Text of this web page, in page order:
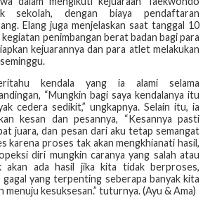
sekolah, dengan biaya pendaftaran
Elang juga menjelaskan saat tanggal 10
penimbangan berat badan bagi para
kejuarannya dan para atlet melakukan
kendala yang ia alami selama
“Mungkin bagi saya kendalanya itu
cedera sedikit,” ungkapnya. Selain itu, ia
kesan dan pesannya, “Kesannya pasti
juara, dan pesan dari aku tetap semangat
karena proses tak akan mengkhianati hasil,
diri mungkin caranya yang salah atau
akan ada hasil jika kita tidak berproses,
yang terpenting seberapa banyak kita
menuju kesuksesan.” tuturnya. (Ayu & Ama)